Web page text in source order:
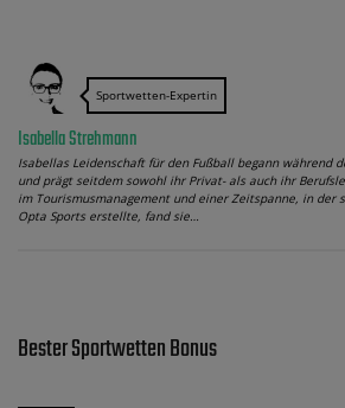
Sportwetten-Expertin
Isabella Strehmann
Isabellas Leidenschaft für den Fußball begann während
und prägt seitdem sowohl ihr Privat- als auch ihr
im Tourismusmanagement und einer Zeitspanne, in der
Opta Sports erstellte, fand sie…
Bester Sportwetten Bonus